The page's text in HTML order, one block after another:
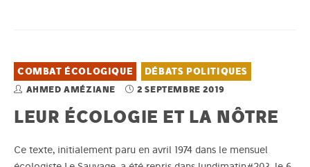
COMBAT ÉCOLOGIQUE DÉBATS POLITIQUES
AHMED AMÉZIANE 2 SEPTEMBRE 2019
LEUR ÉCOLOGIE ET LA NÔTRE
Ce texte, initialement paru en avril 1974 dans le mensuel